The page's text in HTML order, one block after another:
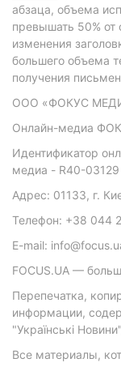
абзаца, объема
превышать 50% от
изменения
большего объема
получения
ООО «ФОКУС
Онлайн-медиа
Идентификатор
медиа - R40-03129
Адрес: 01133, г.
Телефон: +38 044
E-mail:
FOCUS.UA —
Перепечатка,
информации,
"Українські
Все материалы,